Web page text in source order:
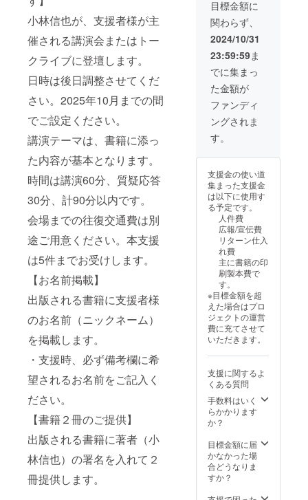
小林信也が、支援者様が主
催される講演会またはトー
クライブに登壇します。
日時は後日調整させてくだ
さい。2025年10月までの間
でご設定ください。
講演テーマは、書籍に添っ
た内容が基本となります。
時間は講演60分、質疑応答
30分、計90分以内です。
会場までの往復交通費は別
途ご用意ください。本支援
は5件までお受けします。
【お名前掲載】
出版される書籍に支援者様
のお名前（ニックネーム）
を掲載します。
・支援時、必ず備考欄に希
望されるお名前をご記入く
ださい。
【書籍２冊のご提供】
出版される書籍に著者（小
林信也）の署名を入れて２
冊提供します。
野市在住。
父親が従軍
先の広島で
原爆に遭っ
たため〈被
爆二世〉で
す。
長岡高校時
代は野球部
県大会優
勝。慶應義
塾大学２年
の時フリス
ビー同好会
を立ち上
げ、76年日
米フリス
ビーチャン
ピオンシッ
プ日本代
表。77年フ
界選手権初
代日本代
表。ディス
クゴルフ日
本チャンピ
オン、ジャ
パンオープ
ンマスター
30分、計90分以
内です。本支援
は５件までお受
けします。 会場
費は別途ご用意
ください。 【お
名前掲載】 出版
される書籍に支
援者様のお名前
（ニックネー
ム）を掲載しま
す。 ・支援時、
必ず備考欄に希
望されるお名前
をご記入くださ
い。 【書籍２冊
のご提供】 出版
される書籍に著
者（小林信也）
の署名を入れて
２冊提供しま
す。出版する書
籍は140ページ
前後を想定して
います。
目標金額に
関わらず、
2024/10/31
23:59:59ま
でに集まっ
た金額が
ファンディ
ングされま
す。
支援金の使い道
集まった支援金
は以下に使用す
る予定です。
人件費
広報/宣伝費
リターン仕入
れ費
主に書籍の印
刷製本費で
す。
※目標金額を超
えた場合はプロ
ジェクトの運営
費に充てさせて
いただきます。
支援に関するよ
くある質問
手数料はいく
らかかります
か？
目標金額に届
かなかった場
合どうなりま
すか？